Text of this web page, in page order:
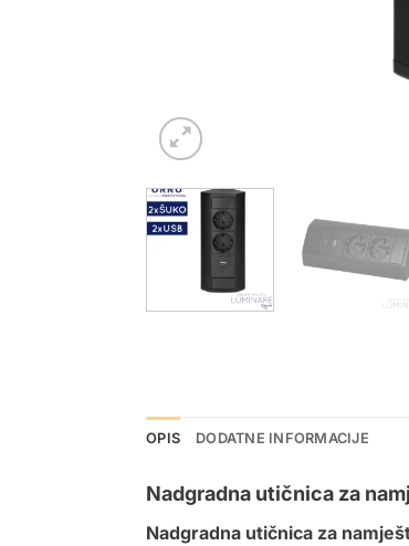
OPIS DODATNE INFORMACIJE
Nadgradna utičnica za
Nadgradna utičnica za